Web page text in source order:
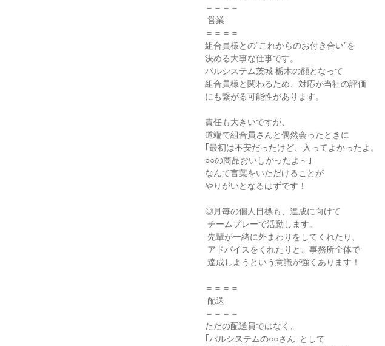
＝＝＝＝
＝＝＝＝
組合員様との“これからのお付き合い”を
決める大事な仕事です。
パルシステム茨城 栃木の顔となって
組合員様と関わるため、対応が当社の評価
にも繋がる可能性があります。
責任も大きいですが、
道端で組合員さんと偶然会ったときに
｢最初は不安だったけど、入ってよかったよ。
○○の商品おいしかったよ～｣
なんて言葉をいただけることが
やりがいとなるはずです！
◎月毎の個人目標も、達成に向けて
＝＝＝＝
＝＝＝＝
ただの配送員ではなく、
｢パルシステムの○○さん｣として